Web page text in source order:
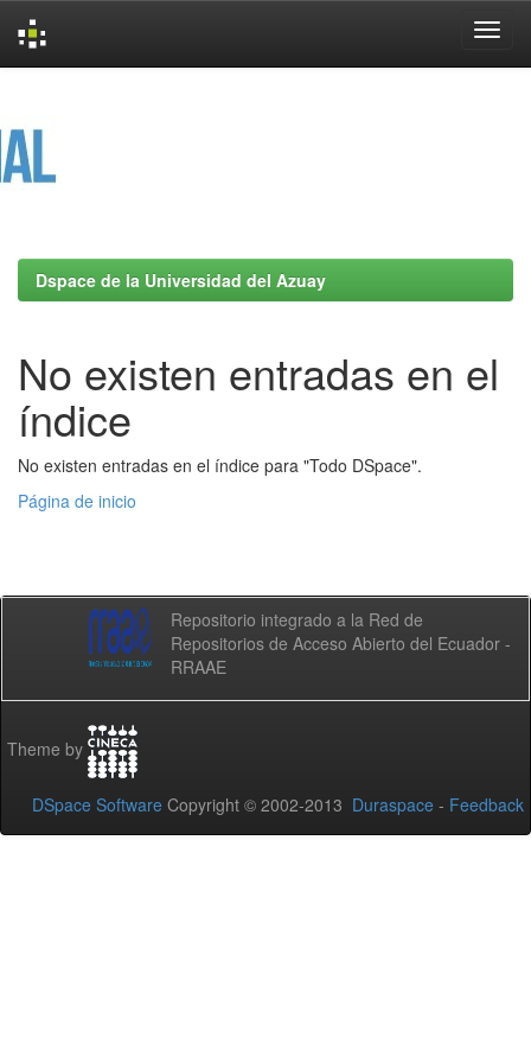
Dspace de la Universidad del Azuay
No existen entradas en el
índice
No existen entradas en el índice para "Todo DSpace".
Página de inicio
Repositorio integrado a la Red de
Repositorios de Acceso Abierto del Ecuador -
RRAAE
Theme by
DSpace Software Copyright © 2002-2013 Duraspace - Feedback